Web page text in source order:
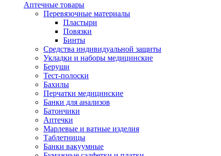
Аптечные товары
Перевязочные материалы
Пластыри
Повязки
Бинты
Средства индивидуальной защиты
Укладки и наборы медицинские
Беруши
Тест-полоски
Бахилы
Перчатки медицинские
Банки для анализов
Батончики
Аптечки
Марлевые и ватные изделия
Таблетницы
Банки вакуумные